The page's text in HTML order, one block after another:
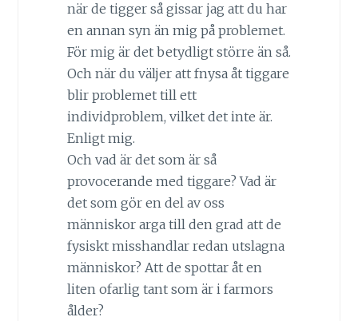
när de tigger så gissar jag att du har
en annan syn än mig på problemet.
För mig är det betydligt större än så.
Och när du väljer att fnysa åt tiggare
blir problemet till ett
individproblem, vilket det inte är.
Enligt mig.
Och vad är det som är så
provocerande med tiggare? Vad är
det som gör en del av oss
människor arga till den grad att de
fysiskt misshandlar redan utslagna
människor? Att de spottar åt en
liten ofarlig tant som är i farmors
ålder?